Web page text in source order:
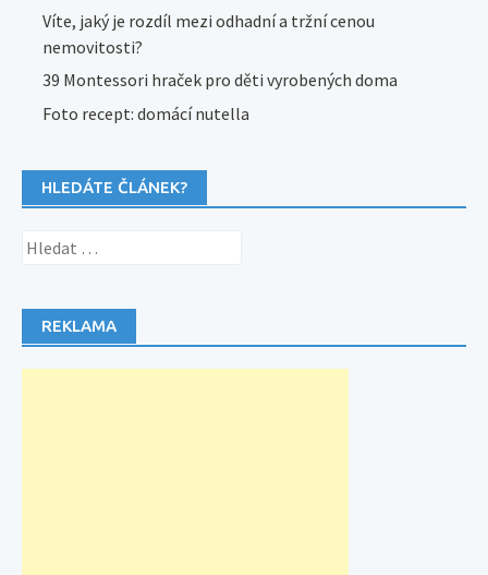
Víte, jaký je rozdíl mezi odhadní a tržní cenou
nemovitosti?
39 Montessori hraček pro děti vyrobených doma
Foto recept: domácí nutella
HLEDÁTE ČLÁNEK?
Vyhledávání
REKLAMA